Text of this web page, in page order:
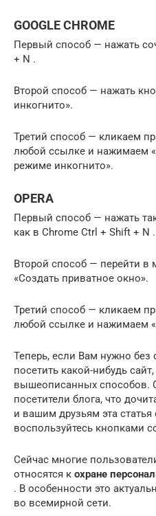
GOOGLE CHROME
Первый способ — нажать
+ N .
Второй способ — нажать
инкогнито».
Третий способ — кликаем
любой ссылке и нажимаем
режиме инкогнито».
OPERA
Первый способ — нажать
как в Chrome Ctrl + Shift + N .
Второй способ — перейти в
«Создать приватное окно».
Третий способ — кликаем
любой ссылке и нажимаем
Теперь, если Вам нужно без
посетить какой-нибудь
вышеописанных способов.
посетители блога, что
и вашим друзьям эта
воспользуйтесь кнопками
Сейчас многие
относятся к охране
. В особенности это
во всемирной сети.